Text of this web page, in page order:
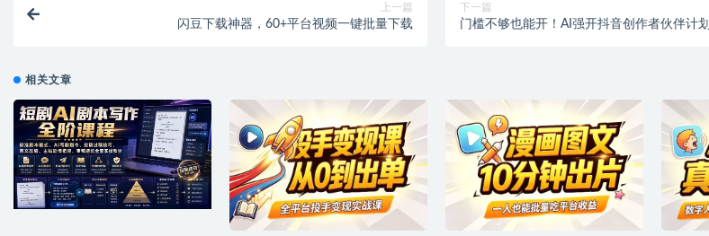
上一篇
闪豆下载神器，60+平台视频一键批量下载
下一篇
门槛不够也能开！AI强开抖音创作者伙伴计划
相关文章